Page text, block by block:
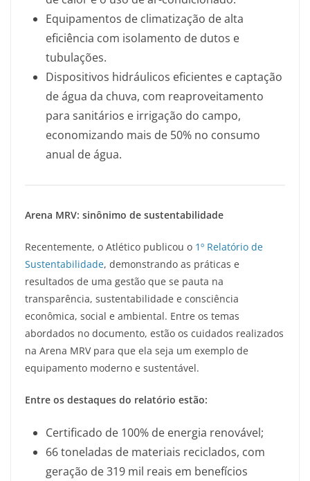
Equipamentos de climatização de alta
eficiência com isolamento de dutos e
tubulações.
Dispositivos hidráulicos eficientes e captação
de água da chuva, com reaproveitamento
para sanitários e irrigação do campo,
economizando mais de 50% no consumo
anual de água.
Arena MRV: sinônimo de sustentabilidade
Recentemente, o Atlético publicou o 1º Relatório de
Sustentabilidade, demonstrando as práticas e
resultados de uma gestão que se pauta na
transparência, sustentabilidade e consciência
econômica, social e ambiental. Entre os temas
abordados no documento, estão os cuidados realizados
na Arena MRV para que ela seja um exemplo de
equipamento moderno e sustentável.
Entre os destaques do relatório estão:
Certificado de 100% de energia renovável;
66 toneladas de materiais reciclados, com
geração de 319 mil reais em benefícios